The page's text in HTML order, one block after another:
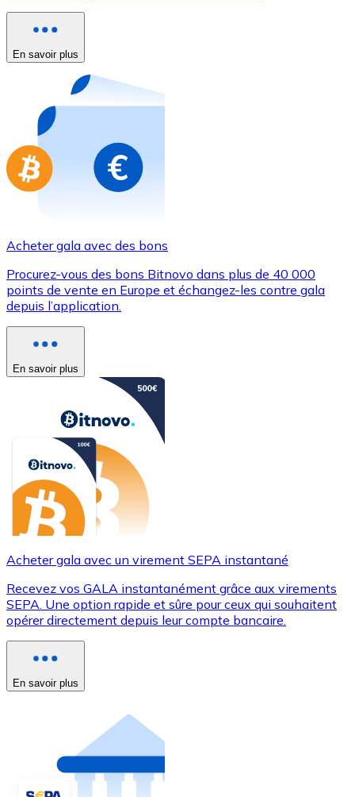
Acheter avec carte
Nouveau
Achetez des cartes-cadeaux de vos marques
Aller à la boutique de cartes-cadeaux
En savoir plus
Acheter gala avec des bons
Procurez-vous des bons Bitnovo dans plus de 40 000
points de vente en Europe et échangez-les contre gala
depuis l’application.
En savoir plus
Acheter gala avec un virement SEPA instantané
Recevez vos GALA instantanément grâce aux virements
SEPA. Une option rapide et sûre pour ceux qui souhaitent
opérer directement depuis leur compte bancaire.
En savoir plus